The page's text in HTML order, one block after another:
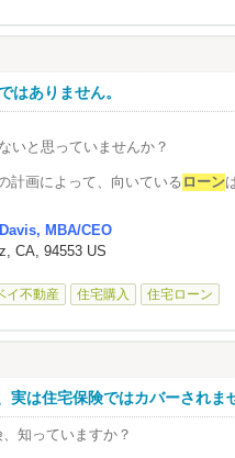
はありません。
いと思っていませんか？
計画によって、向いている ローン
にご連絡ください。
を一緒に考えます。
MBA/CEO
CA, 94553 US
イ不動産 住宅購入 住宅ローン
実は住宅保険ではカバーされま
知っていますか？